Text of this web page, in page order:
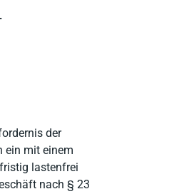
der
ein mit einem
lastenfrei
nach § 23